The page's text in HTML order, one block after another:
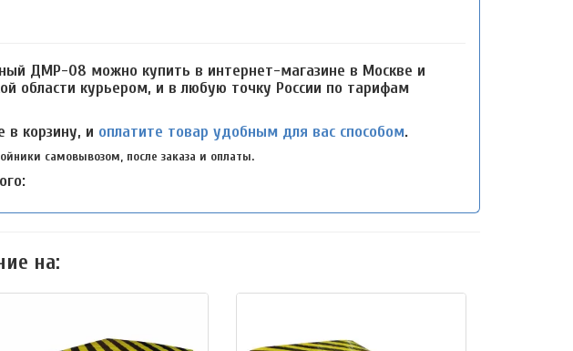
ДМР-08 можно купить в интернет-магазине в Москве и
области курьером, и в любую точку России по тарифам
в корзину, и оплатите товар удобным для вас способом.
самовывозом, после заказа и оплаты.
на: